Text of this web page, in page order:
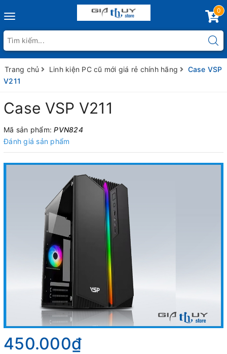
Toggle
0
Trang chủ Linh kiện PC cũ mới giá rẻ chính hãng
Case VSP
V211
Case VSP V211
Mã sản phẩm:PVN824
Đánh giá sản phẩm
450.000₫